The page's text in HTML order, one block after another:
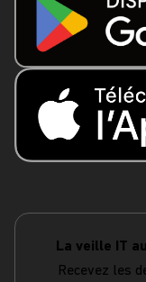
La veille IT
Recevez les